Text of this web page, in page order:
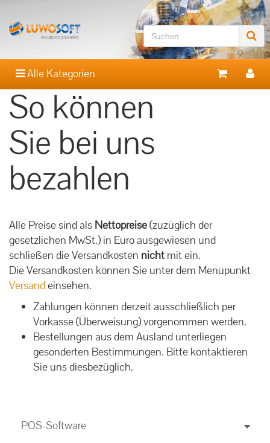
Alle Kategorien
So können
Sie bei uns
bezahlen
Alle Preise sind als Nettopreise(zuzüglich der
gesetzlichen MwSt.) in Euro ausgewiesen und
schließen die Versandkosten nicht mit ein.
Die Versandkosten können Sie unter dem Menüpunkt
Versandeinsehen.
Zahlungen können derzeit ausschließlich per
Vorkasse (Überweisung) vorgenommen werden.
Bestellungen aus dem Ausland unterliegen
gesonderten Bestimmungen. Bitte kontaktieren
Sie uns diesbezüglich.
POS-Software